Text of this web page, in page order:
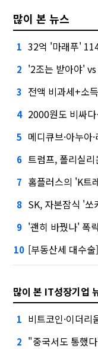
많이 본 뉴스
1 32억 '마래푸' 114
2 '2조는 받아야'
3 전액 비과세+소
4 2000원도 비싸다…
5 메디큐브·아누
6 트럼프, 폴리실리
7 홈플러스의 'K트
8 SK, 자본잠식 '쏘
9 '괜히 바꿨나' 폭락
10 [부동산세 대수
많이 본 IT성장기업
1 비트코인·이더
2 "중국서도 통했